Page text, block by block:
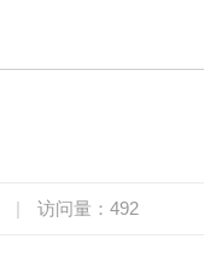
| 访问量： 492